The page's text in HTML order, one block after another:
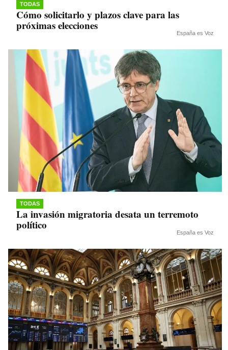
TODAS
Cómo solicitarlo y plazos clave para las
próximas elecciones
España es Voz
TODAS
La invasión migratoria desata un terremoto
político
España es Voz